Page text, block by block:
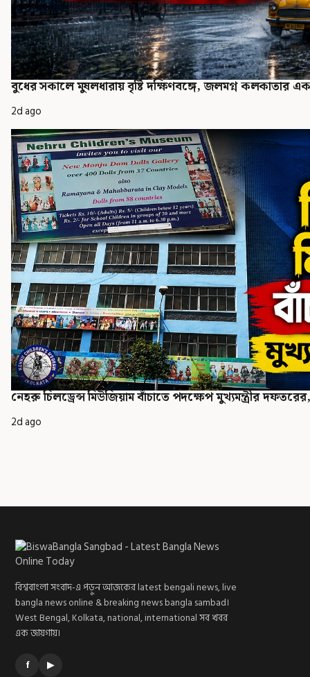
বুধের সকালে মুষলধারায় বৃষ্টি দক্ষিণবঙ্গে, জলমগ্ন কলকাতার
2d ago
নেহরু চিলড্রেন্স মিউজিয়াম বাঁচাতে পদক্ষেপ মুখ্যমন্ত্রীর
2d ago
বিশ্ববাংলা সংবাদ-এ পড়ুন আজকের latest bengali news, live
bangla news online & breaking news bangla sambad।
West Bengal, Kolkata, national, international সব খবর
এক জায়গায়।
f ▶